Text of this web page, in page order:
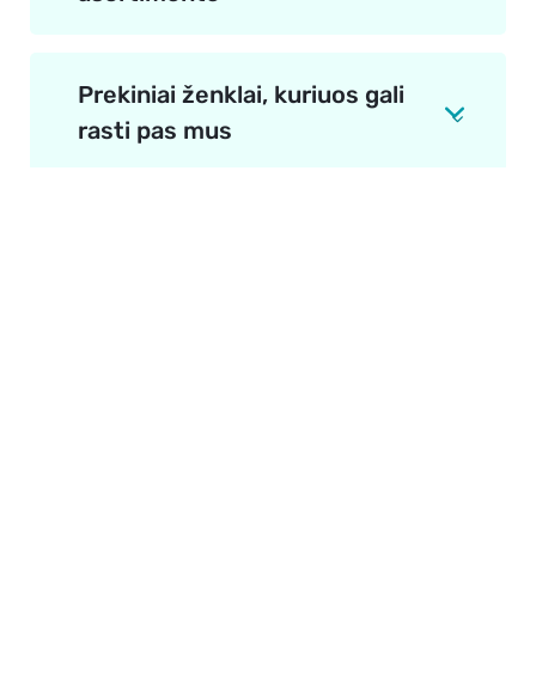
Prekiniai ženklai, kuriuos gali
rasti pas mus